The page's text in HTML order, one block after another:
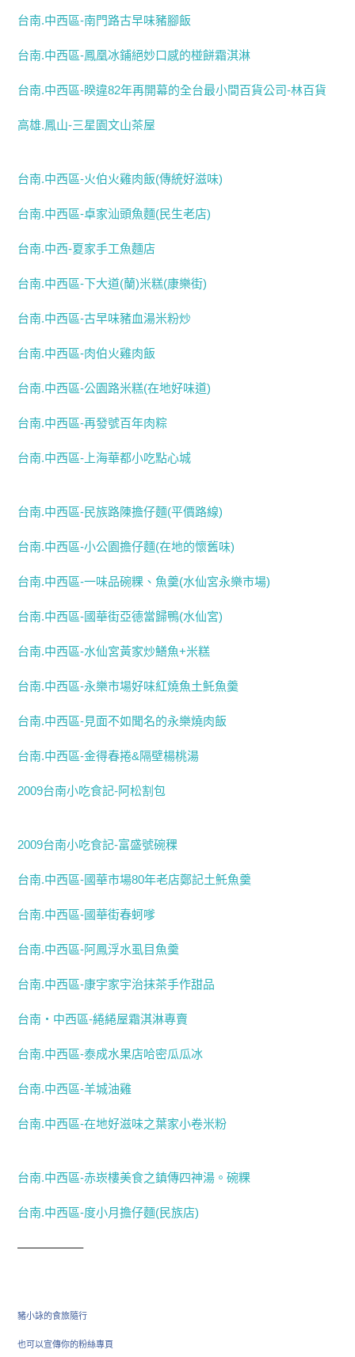
台南.中西區-南門路古早味豬腳飯
台南.中西區-鳳凰冰鋪絕妙口感的椪餅霜淇淋
台南.中西區-睽違82年再開幕的全台最小間百貨公司-林百貨
高雄.鳳山-三星園文山茶屋
台南.中西區-火伯火雞肉飯(傳統好滋味)
台南.中西區-卓家汕頭魚麵(民生老店)
台南.中西-夏家手工魚麵店
台南.中西區-下大道(蘭)米糕(康樂街)
台南.中西區-古早味豬血湯米粉炒
台南.中西區-肉伯火雞肉飯
台南.中西區-公園路米糕(在地好味道)
台南.中西區-再發號百年肉粽
台南.中西區-上海華都小吃點心城
台南.中西區-民族路陳擔仔麵(平價路線)
台南.中西區-小公園擔仔麵(在地的懷舊味)
台南.中西區-一味品碗粿、魚羹(水仙宮永樂市場)
台南.中西區-國華街亞德當歸鴨(水仙宮)
台南.中西區-水仙宮黃家炒鱔魚+米糕
台南.中西區-永樂市場好味紅燒魚土魠魚羹
台南.中西區-見面不如聞名的永樂燒肉飯
台南.中西區-金得春捲&隔壁楊桃湯
2009台南小吃食記-阿松割包
2009台南小吃食記-富盛號碗稞
台南.中西區-國華市場80年老店鄭記土魠魚羹
台南.中西區-國華街春蚵嗲
台南.中西區-阿鳳浮水虱目魚羹
台南.中西區-康宇家宇治抹茶手作甜品
台南‧中西區-綣綣屋霜淇淋專賣
台南.中西區-泰成水果店哈密瓜瓜冰
台南.中西區-羊城油雞
台南.中西區-在地好滋味之葉家小卷米粉
台南.中西區-赤崁樓美食之鎮傳四神湯。碗粿
台南.中西區-度小月擔仔麵(民族店)
—————–
豬小詠的食旅隨行
也可以宣傳你的粉絲專頁